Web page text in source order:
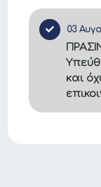
03
και